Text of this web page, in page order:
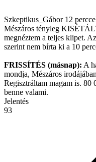
Szkeptikus_Gábor 12
Mészáros tényleg
megnéztem a teljes klipet.
szerint nem bírta ki a 10
FRISSÍTÉS (másnap): A
mondja, Mészáros
Regisztráltam magam is.
benne valami.
Jelentés
93